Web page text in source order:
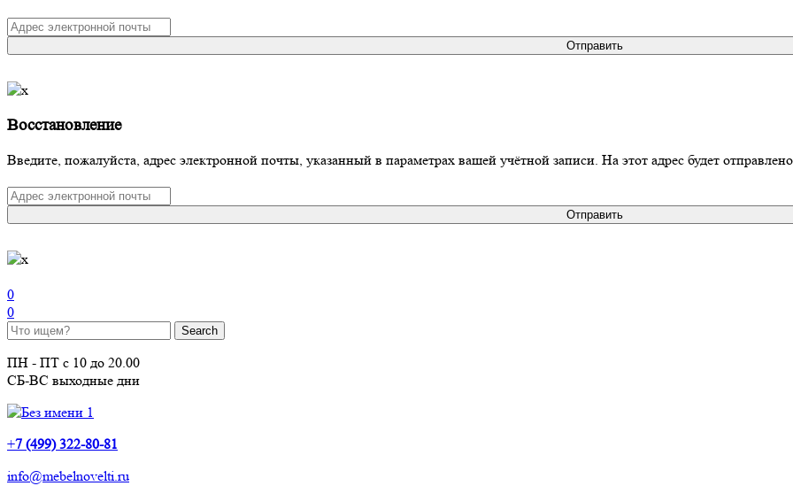
Отправить
Восстановление
Введите, пожалуйста, адрес электронной почты, указанный в параметрах вашей учётной записи. На этот адрес будет
Отправить
0
0
ПН - ПТ с 10 до 20.00
СБ-ВС выходные дни
+7 (499) 322-80-81
info@mebelnovelti.ru